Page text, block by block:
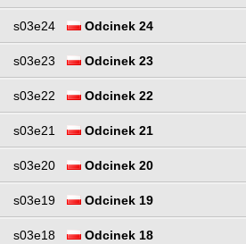
s03e24 Odcinek 24
s03e23 Odcinek 23
s03e22 Odcinek 22
s03e21 Odcinek 21
s03e20 Odcinek 20
s03e19 Odcinek 19
s03e18 Odcinek 18